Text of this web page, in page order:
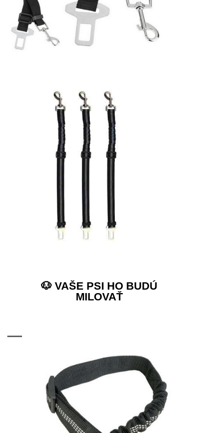
🐶 VAŠE PSI HO BUDÚ
MILOVAŤ